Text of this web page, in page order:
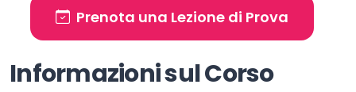
Prenota una Lezione di Prova
Informazioni sul Corso